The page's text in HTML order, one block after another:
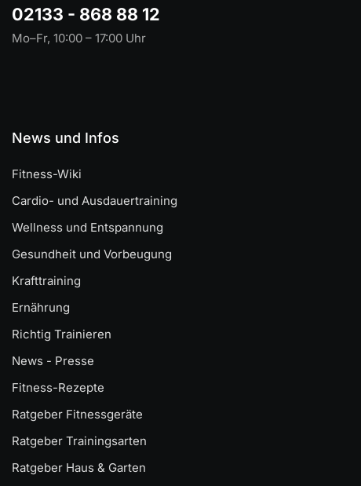
02133 - 868 88 12
Mo–Fr, 10:00 – 17:00 Uhr
News und Infos
Fitness-Wiki
Cardio- und Ausdauertraining
Wellness und Entspannung
Gesundheit und Vorbeugung
Krafttraining
Ernährung
Richtig Trainieren
News - Presse
Fitness-Rezepte
Ratgeber Fitnessgeräte
Ratgeber Trainingsarten
Ratgeber Haus & Garten